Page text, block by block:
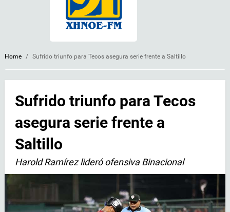
Home / Sufrido triunfo para Tecos asegura serie frente a Saltillo
Sufrido triunfo para Tecos
asegura serie frente a
Saltillo
Harold Ramírez lideró ofensiva Binacional